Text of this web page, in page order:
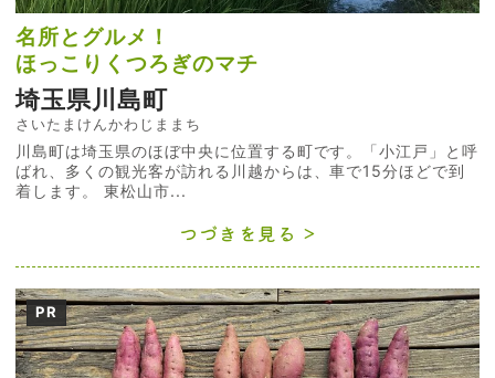
名所とグルメ！
ほっこりくつろぎのマチ
埼玉県川島町
さいたまけんかわじままち
川島町は埼玉県のほぼ中央に位置する町です。「小江戸」と呼
ばれ、多くの観光客が訪れる川越からは、車で15分ほどで到
着します。 東松山市...
つづきを見る
PR